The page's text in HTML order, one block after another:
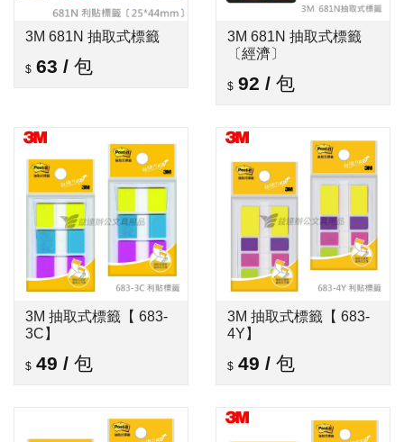
3M 681N 抽取式標籤
63 / 包
3M 681N 抽取式標籤
〔經濟〕
92 / 包
3M 抽取式標籤【 683-
3C】
49 / 包
3M 抽取式標籤【 683-
4Y】
49 / 包